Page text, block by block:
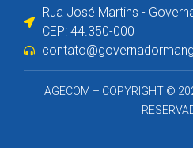
Rua José Martins -
CEP: 44.350-000
AGECOM – COPYRIGHT ©